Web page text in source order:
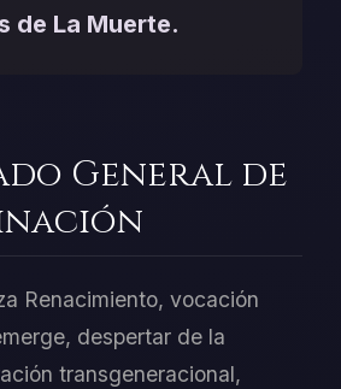
de La Muerte.
General de
Renacimiento, vocación
despertar de la
transgeneracional,